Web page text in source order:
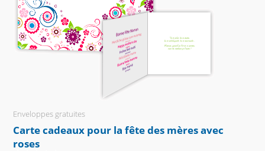
Enveloppes gratuites
Carte cadeaux pour la fête des mères avec
roses